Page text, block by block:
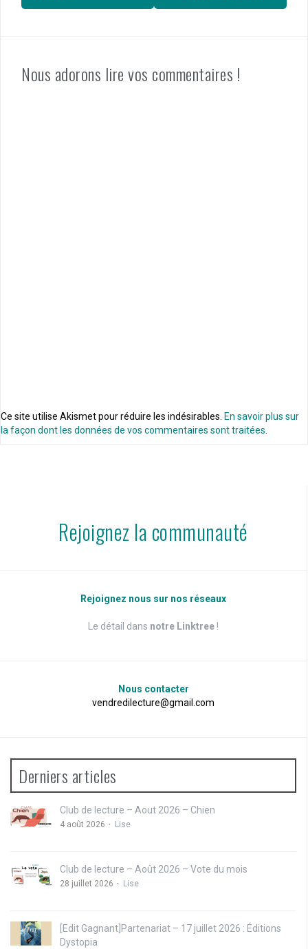
Nous adorons lire vos commentaires !
Ce site utilise Akismet pour réduire les indésirables. En savoir plus sur
la façon dont les données de vos commentaires sont traitées
Rejoignez la communauté
Rejoignez nous sur nos réseaux
Le détail dans notre Linktree !
Nous contacter
vendredilecture@gmail.com
Derniers articles
Club de lecture – Aout 2026 – Chien
4 août 2026 Lise
Club de lecture – Août 2026 – Vote du mois
28 juillet 2026 Lise
[Edit Gagnant]Partenariat – 17 juillet 2026 : Éditions
Dystopia